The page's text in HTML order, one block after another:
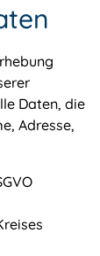
Daten, die
Adresse,